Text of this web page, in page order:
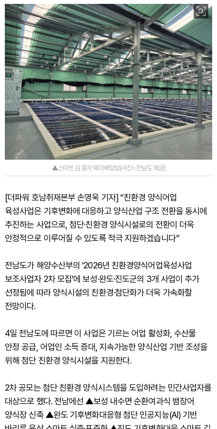
▲스마트 김 종자 패각배양장(사진=전남도 제공)
[더파워 호남취재본부 손영욱 기자] “친환경 양식어업
육성사업은 기후변화에 대응하고 양식산업 구조 전환을 동시에
추진하는 사업으로, 첨단·친환경 양식시설로의 전환이 더욱
안정적으로 이루어질 수 있도록 적극 지원하겠습니다”
전남도가 해양수산부의 ‘2026년 친환경양식어업육성사업
보조사업자 2차 모집’에 보성·완도·진도군의 3개 사업이 추가
선정됨에 따라 양식시설의 친환경·첨단화가 더욱 가속화할
전망이다.
4일 전남도에 따르면 이 사업은 기르는 어업 활성화, 수산물
안정 공급, 어업인 소득 증대, 지속가능한 양식산업 기반 조성을
위해 첨단 친환경 양식시설을 지원한다.
2차 공모는 첨단 친환경 양식시스템을 도입하려는 민간사업자를
대상으로 했다. 전남에선 ▲보성 내수면 순환여과식 뱀장어
양식장 신축 ▲완도 기후변화대응형 첨단 인공지능(AI) 기반